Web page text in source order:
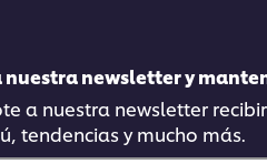
nuestra newsletter y
a nuestra newsletter
tendencias y mucho más.